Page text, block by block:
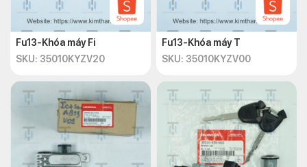
Fu13-Khóa máy Fi
SKU: 35010KYZV20
Fu13-Khóa máy T
SKU: 35010KYZV00